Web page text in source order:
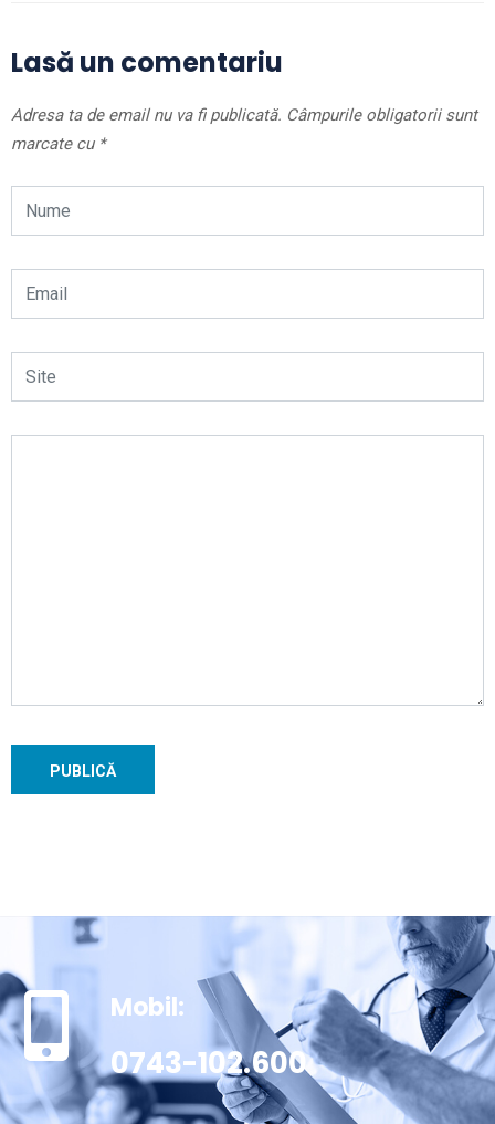
Lasă un comentariu
Adresa ta de email nu va fi publicată. Câmpurile obligatorii sunt
marcate cu *
Mobil:
0743-102.600